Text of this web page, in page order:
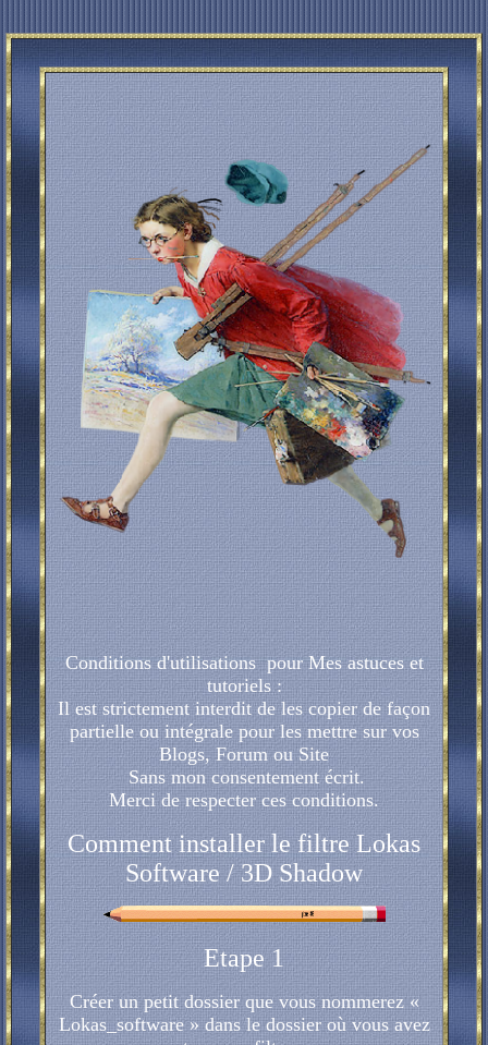
Conditions d'utilisations pour Mes astuces et
tutoriels :
Il est strictement interdit de les copier de façon
partielle ou intégrale pour les mettre sur vos
Blogs, Forum ou Site
Sans mon consentement écrit.
Merci de respecter ces conditions.
Comment installer le filtre Lokas
Software / 3D Shadow
Etape 1
Créer un petit dossier que vous nommerez «
Lokas_software » dans le dossier où vous avez